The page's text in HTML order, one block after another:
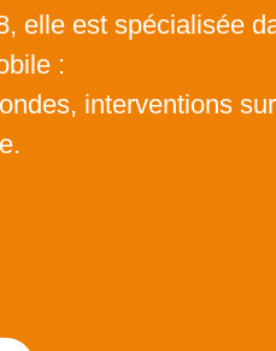
elle est spécialisée
:
interventions